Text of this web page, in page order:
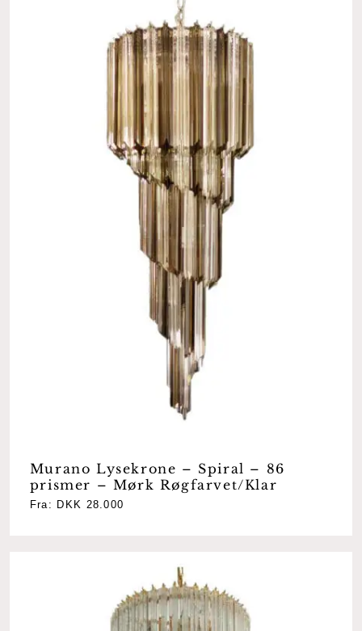
Murano Lysekrone – Spiral – 86
prismer – Mørk Røgfarvet/Klar
Fra: DKK 28.000